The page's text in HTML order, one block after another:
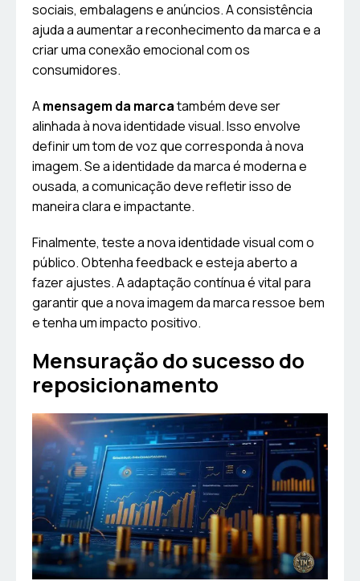
sociais, embalagens e anúncios. A consistência
ajuda a aumentar a reconhecimento da marca e a
criar uma conexão emocional com os
consumidores.
Amensagem da marcatambém deve ser
alinhada à nova identidade visual. Isso envolve
definir um tom de voz que corresponda à nova
imagem. Se a identidade da marca é moderna e
ousada, a comunicação deve refletir isso de
maneira clara e impactante.
Finalmente, teste a nova identidade visual com o
público. Obtenha feedback e esteja aberto a
fazer ajustes. A adaptação contínua é vital para
garantir que a nova imagem da marca ressoe bem
e tenha um impacto positivo.
Mensuração do sucesso do
reposicionamento